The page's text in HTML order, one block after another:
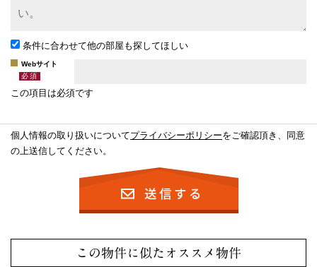
条件に合わせて他の部屋も探してほしい
Webサイト
この項目は必須です
個人情報の取り扱いについてプライバシーポリシーをご確認頂き、同意
の上送信してください。
この物件に似たオススメ物件